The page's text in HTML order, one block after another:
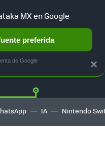
Twitter
IA Nintendo
×
MX en Google
preferida
de Google